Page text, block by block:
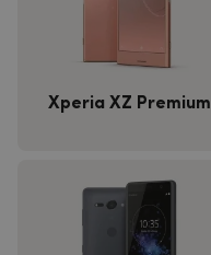
Xperia XZ Premium